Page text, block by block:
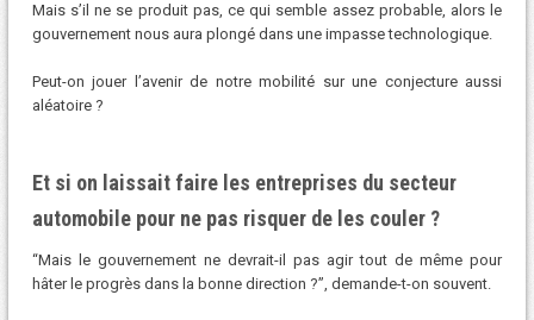
Mais s’il ne se produit pas, ce qui semble assez probable, alors le
gouvernement nous aura plongé dans une impasse technologique.
Peut-on jouer l’avenir de notre mobilité sur une conjecture aussi
aléatoire ?
Et si on laissait faire les entreprises du secteur
automobile pour ne pas risquer de les couler ?
“Mais le gouvernement ne devrait-il pas agir tout de même pour
hâter le progrès dans la bonne direction ?”, demande-t-on souvent.